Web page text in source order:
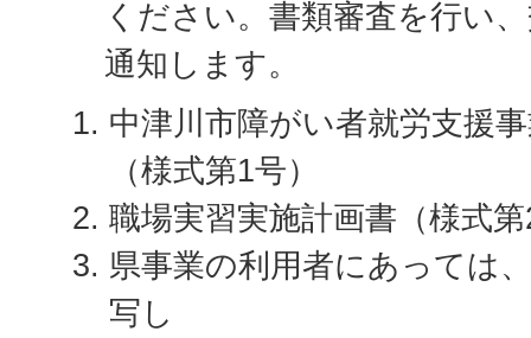
ください。書類審査を行い
通知します。
中津川市障がい者就労支援
（様式第1号）
職場実習実施計画書（様式
県事業の利用者にあっては
写し